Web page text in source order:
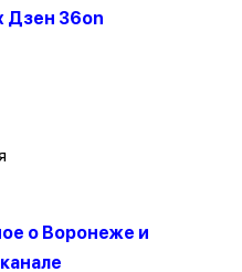
Дзен 36on
о Воронеже и